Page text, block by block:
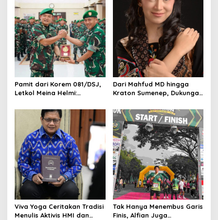
Pamit dari Korem 081/DSJ,
Letkol Meina Helmi:
Kunci Keberhasilan Tugas
Dari Mahfud MD hingga
Kraton Sumenep, Dukungan
Indonesia’s Girl 2026 Asal
Jawa Timur
Viva Yoga Ceritakan Tradisi
Menulis Aktivis HMI dan
Tak Hanya Menembus Garis
Finis, Alfian Juga